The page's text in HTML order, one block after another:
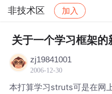
非技术区 加入
社区 非技术区 帖子
关于一个学习框架的
zj19841001
2006-12-30
本打算学习struts可是在网